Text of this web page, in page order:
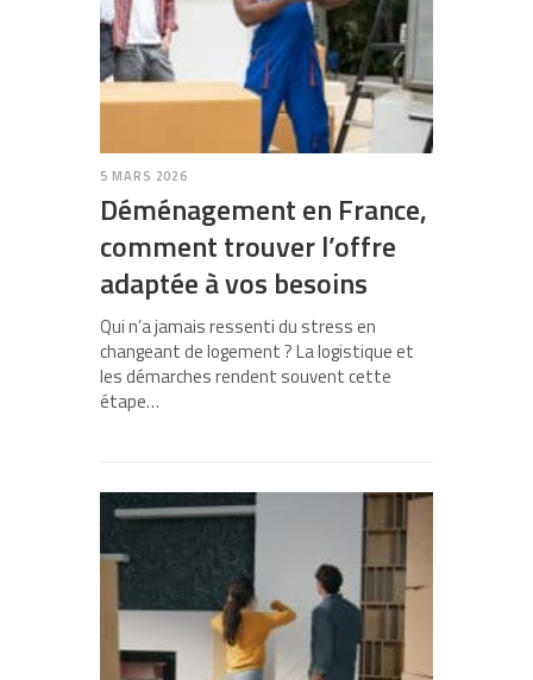
5 MARS 2026
Déménagement en France,
comment trouver l’offre
adaptée à vos besoins
Qui n’a jamais ressenti du stress en
changeant de logement ? La logistique et
les démarches rendent souvent cette
étape…